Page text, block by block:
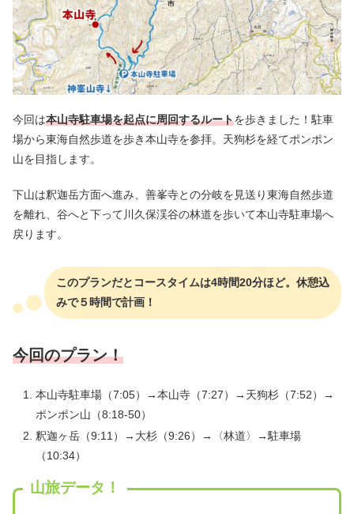
今回は本山寺駐車場を起点に周回するルートを歩きました！駐車
場から東海自然歩道を歩き本山寺を参拝。天狗杉を経てポンポン
山を目指します。
下山は釈迦岳方面へ進み、善峯寺との分岐を見送り東海自然歩道
を離れ、谷へと下って川久保渓谷の林道を歩いて本山寺駐車場へ
戻ります。
このプランだとコースタイムは4時間20分ほど。休憩込
みで５時間で計画！
今回のプラン！
本山寺駐車場（7:05）→本山寺（7:27）→天狗杉（7:52）→
ポンポン山（8:18-50）
釈迦ヶ岳（9:11）→大杉（9:26）→〈林道〉→駐車場
（10:34）
山旅データ！